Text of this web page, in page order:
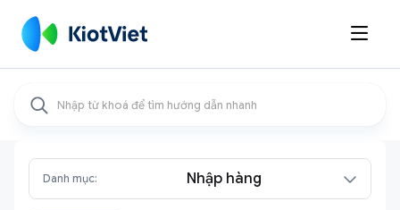

Danh mục: Nhập hàng